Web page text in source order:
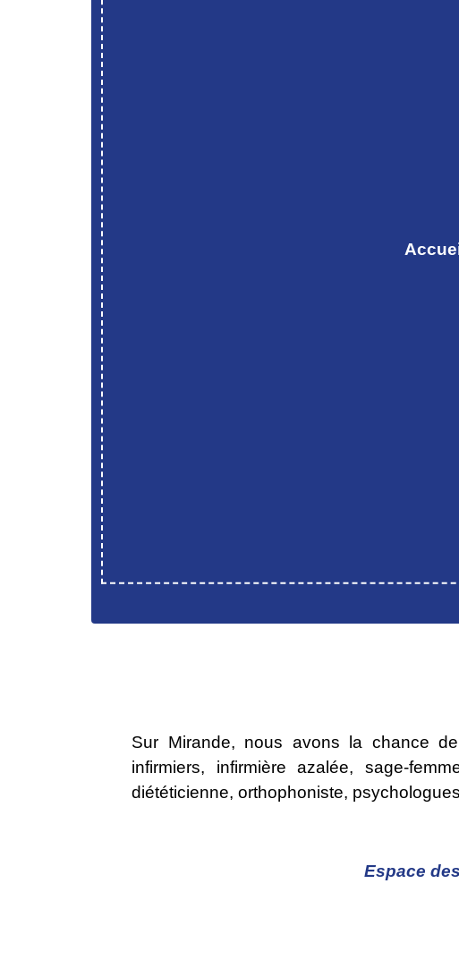
Sur Mirande, nous avons la chance
infirmiers, infirmière azalée, sage-
diététicienne, orthophoniste,
Espace